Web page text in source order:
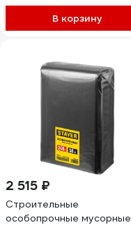
В корзину
2 515 ₽
Строительные
особопрочные мусорные